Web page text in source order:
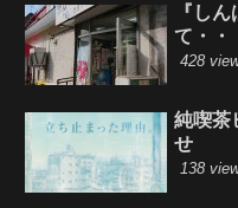
『し
て・・
428
純喫茶
せ
138